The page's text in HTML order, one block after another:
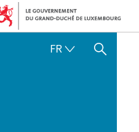
FRFRANÇAIS
AFFICHER / MASQUER